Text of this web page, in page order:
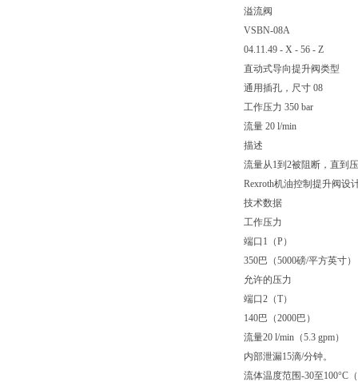
溢流阀
VSBN-08A
04.11.49 - X - 56 - Z
直动式导向提升阀类型
通用插孔，尺寸 08
工作压力 350 bar
流量 20 l/min
描述
流量从1到2被阻断，直到
Rexroth机油控制提升阀设
技术数据
工作压力
端口1（P）
350巴（5000磅/平方英寸）
允许的压力
端口2（T）
140巴（2000巴）
流量20 l/min（5.3 gpm）
内部泄漏15滴/分钟。
流体温度范围-30至100°C